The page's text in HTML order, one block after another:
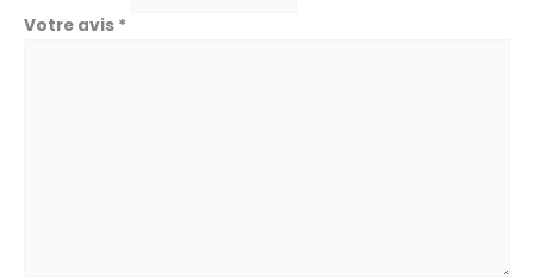
Votre avis *